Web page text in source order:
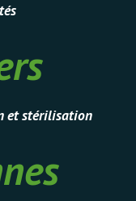
et stérilisation